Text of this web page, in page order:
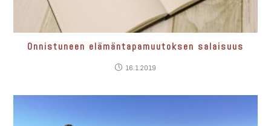
Onnistuneen elämäntapamuutoksen salaisuus
16.1.2019